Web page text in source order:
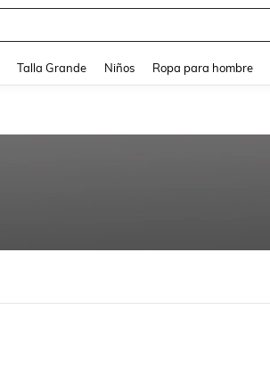
Talla Grande Niños Ropa para hombre